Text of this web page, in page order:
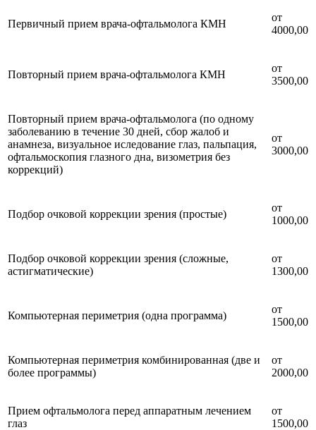
Первичный прием врача-офтальмолога КМН
от
4000,00
Повторный прием врача-офтальмолога КМН
от
3500,00
Повторный прием врача-офтальмолога (по одному
заболеванию в течение 30 дней, сбор жалоб и
анамнеза, визуальное иследование глаз, пальпация,
офтальмоскопия глазного дна, визометрия без
коррекций)
от
3000,00
Подбор очковой коррекции зрения (простые)
от
1000,00
Подбор очковой коррекции зрения (сложные,
астигматические)
от
1300,00
Компьютерная периметрия (одна программа)
от
1500,00
Компьютерная периметрия комбинированная (две и
более программы)
от
2000,00
Прием офтальмолога перед аппаратным лечением
глаз
от
1500,00